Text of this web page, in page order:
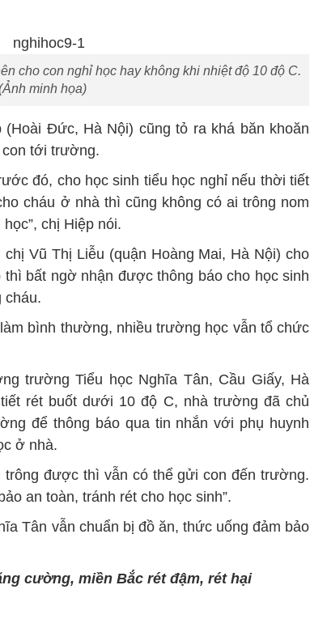
cho con nghỉ học hay không khi nhiệt độ 10 độ C.
minh họa)
(Hoài Đức, Hà Nội) cũng tỏ ra khá băn khoăn
tới trường.
đó, cho học sinh tiểu học nghỉ nếu thời tiết
cháu ở nhà thì cũng không có ai trông nom
chị Hiệp nói.
Vũ Thị Liễu (quận Hoàng Mai, Hà Nội) cho
bất ngờ nhận được thông báo cho học sinh
cháu.
bình thường, nhiều trường học vẫn tổ chức
trường Tiểu học Nghĩa Tân, Cầu Giấy, Hà
rét buốt dưới 10 độ C, nhà trường đã chủ
để thông báo qua tin nhắn với phụ huynh
ở nhà.
được thì vẫn có thể gửi con đến trường.
an toàn, tránh rét cho học sinh”.
Tân vẫn chuẩn bị đồ ăn, thức uống đảm bảo
cường, miền Bắc rét đậm, rét hại